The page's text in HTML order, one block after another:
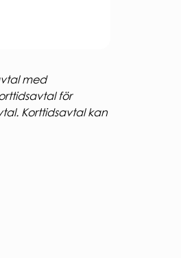
med
för
Korttidsavtal kan